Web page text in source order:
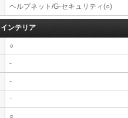
ヘルプネット/G-セキュリティ(○)
インテリア
○
-
-
-
○